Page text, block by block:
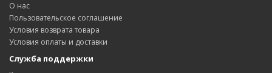
О нас
Пользовательское соглашение
Условия возврата товара
Условия оплаты и доставки
Служба поддержки